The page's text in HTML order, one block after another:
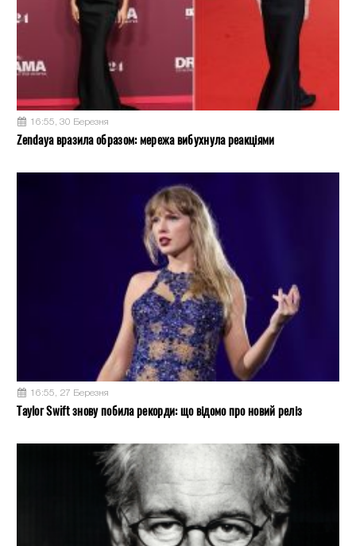
16:55, 30 Березня
Zendaya вразила образом: мережа вибухнула реакціями
16:55, 27 Березня
Taylor Swift знову побила рекорди: що відомо про новий реліз